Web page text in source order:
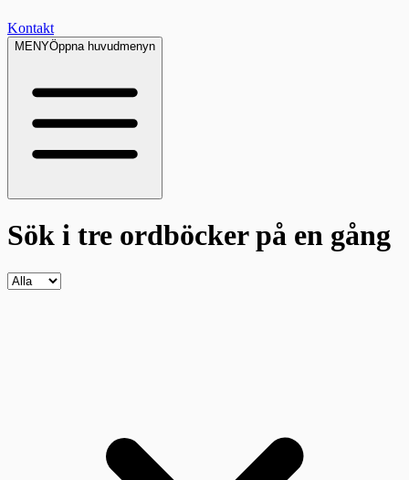
Kontakt
MENYÖppna huvudmenyn
Sök i tre ordböckerpå en gång